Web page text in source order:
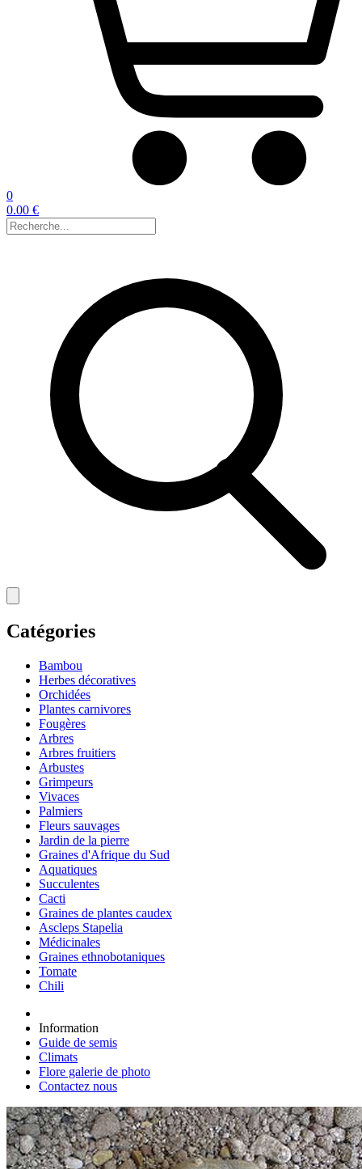
0
0.00 €
Catégories
Bambou
Herbes décoratives
Orchidées
Plantes carnivores
Fougères
Arbres
Arbres fruitiers
Arbustes
Grimpeurs
Vivaces
Palmiers
Fleurs sauvages
Jardin de la pierre
Graines d'Afrique du Sud
Aquatiques
Succulentes
Cacti
Graines de plantes caudex
Ascleps Stapelia
Médicinales
Graines ethnobotaniques
Tomate
Chili
Information
Guide de semis
Climats
Flore galerie de photo
Contactez nous